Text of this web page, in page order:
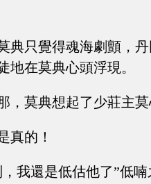
典只覺得魂海劇顫，
地在莫典心頭浮現。
，莫典想起了少莊主
真的！
，我還是低估他了”低